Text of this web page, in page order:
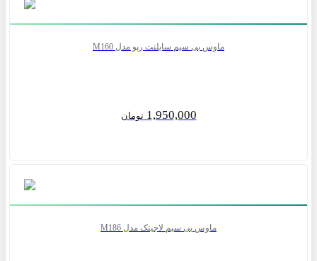
ماوس بی سیم سایلنت رپو مدل M160
1,950,000 تومان
ماوس بی سیم لاجیتک مدل M186